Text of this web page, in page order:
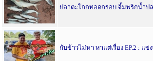
ปลาตะโกกทอดกรอบ จิ้มพริกน้ำป
กับข้าวไม่หา หาแต่เรื่อง EP.2 : แ